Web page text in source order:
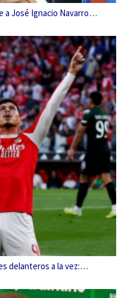
a José Ignacio Navarro…
delanteros a la vez:…